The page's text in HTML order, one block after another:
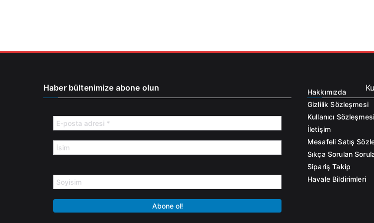
Haber bültenimize abone olun
Hakkımızda
Gizlilik Sözleşmesi
Kullanıcı Sözleşmesi
İletişim
Mesafeli Satış
Sıkça Sorulan
Sipariş Takip
Havale Bildirimleri